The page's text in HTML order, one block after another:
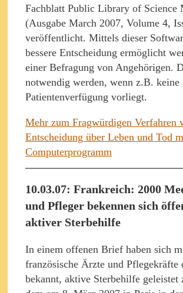
Fachblatt Public Library of Science
(Ausgabe March 2007, Volume 4,
veröffentlicht. Mittels dieser
bessere Entscheidung ermöglicht
einer Befragung von Angehörigen.
notwendig werden, wenn z.B. keine
Patientenverfügung vorliegt.
Mehr zum Fragwürdigen Verfahren
Entscheidung über Leben und Tod
Computerprogramm
10.03.07: Frankreich: 2000
und Pfleger bekennen sich
aktiver Sterbehilfe
In einem offenen Brief haben sich
französische Ärzte und Pflegekräfte
bekannt, aktive Sterbehilfe geleistet